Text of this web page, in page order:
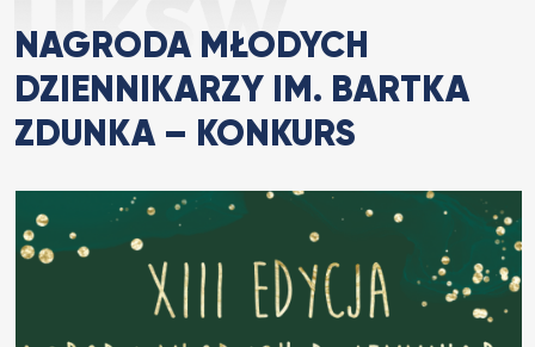
NAGRODA MŁODYCH
DZIENNIKARZY IM. BARTKA
ZDUNKA – KONKURS